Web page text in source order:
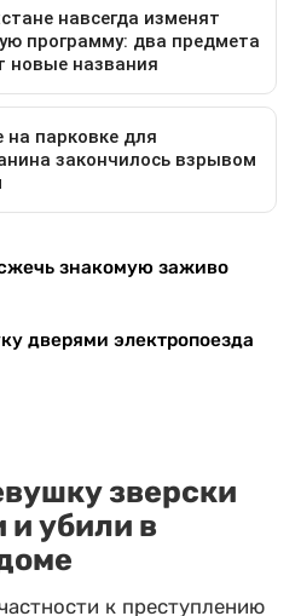
знакомую заживо
дверями электропоезда
зверски
и убили в
к преступлению